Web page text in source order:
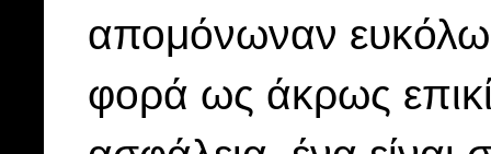
απομόνωναν
φορά ως άκρως